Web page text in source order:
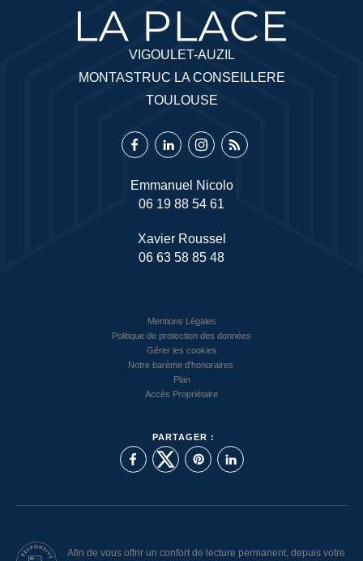
Emmanuel Nicolo
06 19 88 54 61
VIGOULET-AUZIL
MONTASTRUC LA CONSEILLERE
TOULOUSE
Xavier Roussel
06 63 58 85 48
Mentions Légales
Politique de protection des données
Gérer les cookies
Notre barème d'honoraires
Plan
Accès Propriétaire
PARTAGER :
Afin de vous offrir un confort de lecture permanent, depuis votre